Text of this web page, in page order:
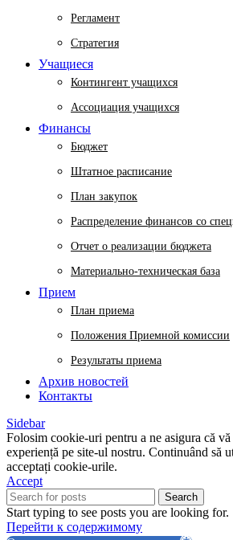
Регламент
Стратегия
Учащиеся
Контингент учащихся
Ассоциация учащихся
Финансы
Бюджет
Штатное расписание
План закупок
Распределение финансов со
Отчет о реализации бюджета
Материально-техническая база
Прием
План приема
Положения Приемной комиссии
Результаты приема
Архив новостей
Контакты
Sidebar
Folosim cookie-uri pentru a ne asigura că
experiență pe site-ul nostru. Continuând să
acceptați cookie-urile.
Accept
Search
Start typing to see posts you are looking for.
Перейти к содержимому